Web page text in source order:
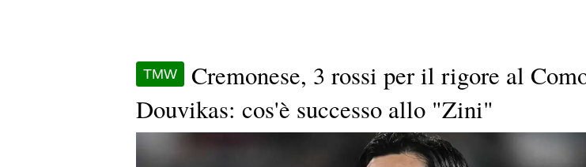
TMW
Cremonese, 3 rossi per il rigore al
Douvikas: cos'è successo allo "Zini"